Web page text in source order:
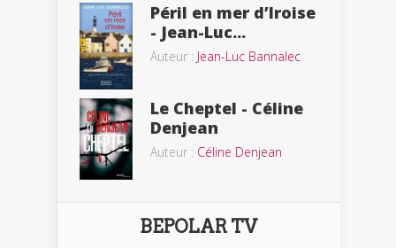
Péril en mer d’Iroise
- Jean-Luc...
Auteur : Jean-Luc Bannalec
Le Cheptel - Céline
Denjean
Auteur : Céline Denjean
BEPOLAR TV